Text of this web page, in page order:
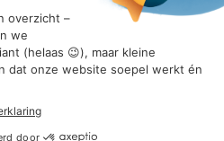
Zuidwest Amerika